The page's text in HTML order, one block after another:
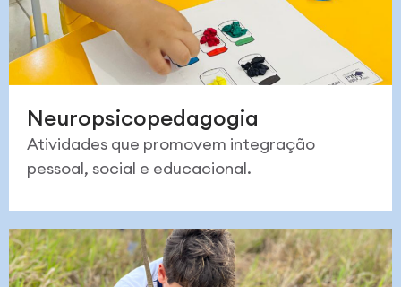
Neuropsicopedagogia
Atividades que promovem integração
pessoal, social e educacional.